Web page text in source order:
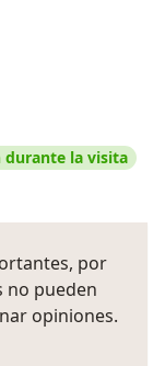
durante la visita
por
no pueden
opiniones.